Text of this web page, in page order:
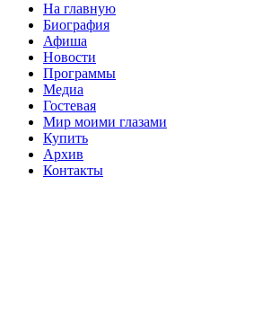
На главную
Биография
Афиша
Новости
Программы
Медиа
Гостевая
Мир моими глазами
Купить
Архив
Контакты